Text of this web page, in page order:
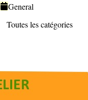
General
Toutes les catégories